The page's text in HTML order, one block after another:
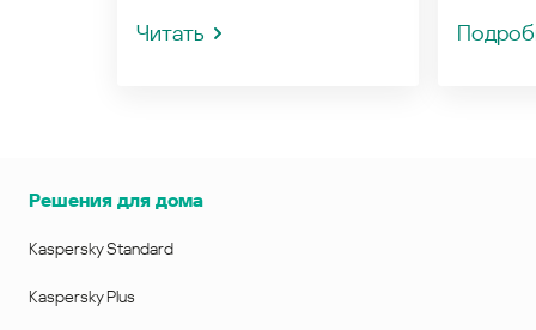
Читать
Решения для дома
Kaspersky Standard
Kaspersky Plus